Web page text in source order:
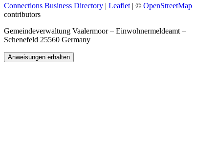
Connections Business Directory | Leaflet | © OpenStreetMap
contributors
Gemeindeverwaltung Vaalermoor – Einwohnermeldeamt –
Schenefeld 25560 Germany
Anweisungen erhalten